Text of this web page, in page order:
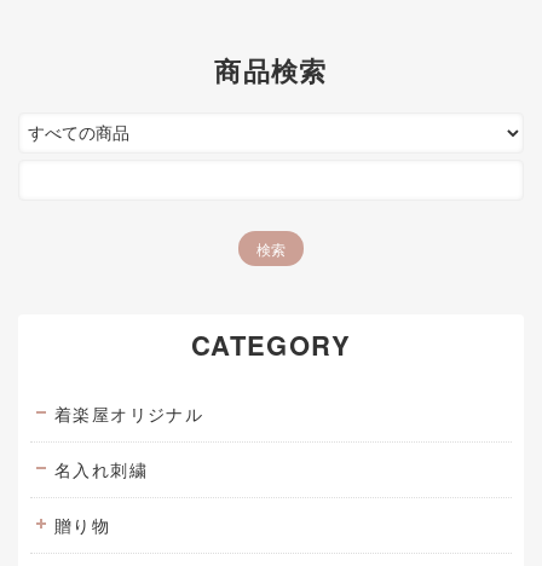
商品検索
CATEGORY
着楽屋オリジナル
名入れ刺繍
贈り物